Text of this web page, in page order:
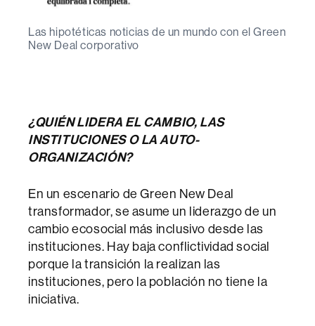
Las hipotéticas noticias de un mundo con el Green
New Deal corporativo
¿QUIÉN LIDERA EL CAMBIO, LAS
INSTITUCIONES O LA AUTO-
ORGANIZACIÓN?
En un escenario de Green New Deal
transformador, se asume un liderazgo de un
cambio ecosocial más inclusivo desde las
instituciones. Hay baja conflictividad social
porque la transición la realizan las
instituciones, pero la población no tiene la
iniciativa.